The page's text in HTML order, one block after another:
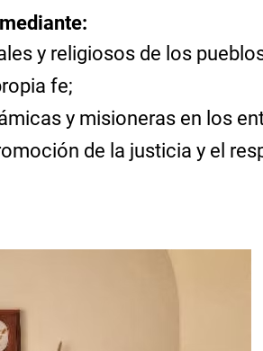
y religiosos de los
fe;
y misioneras en los
de la justicia y el